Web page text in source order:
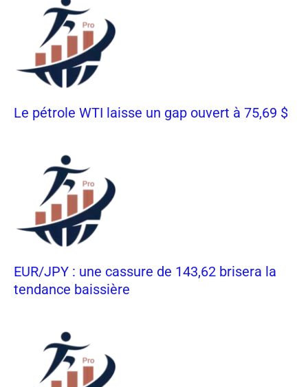
Le pétrole WTI laisse un gap ouvert à 75,69 $
EUR/JPY : une cassure de 143,62 brisera la
tendance baissière